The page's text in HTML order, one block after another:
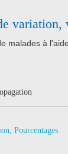
malades à
Pourcentages